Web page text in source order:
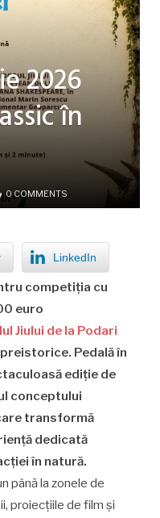
2026
în
0 COMMENTS
LinkedIn
competiția cu
euro
Jiului de la Podari
Pedală în
ediție de
conceptului
transformă
dedicată
în natură.
până la zonele de
proiecțiile de film și